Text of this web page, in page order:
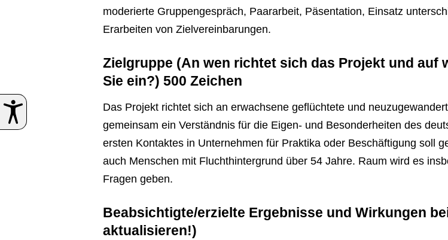
moderierte Gruppengespräch, Paararbeit, Päsentation, Einsatz
Erarbeiten von Zielvereinbarungen.
Zielgruppe (An wen richtet sich das Projekt und auf
Sie ein?) 500 Zeichen
Das Projekt richtet sich an erwachsene geflüchtete und
gemeinsam ein Verständnis für die Eigen- und Besonderheiten des
ersten Kontaktes in Unternehmen für Praktika oder Beschäftigung soll
auch Menschen mit Fluchthintergrund über 54 Jahre. Raum wird es
Fragen geben.
Beabsichtigte/erzielte Ergebnisse und Wirkungen
aktualisieren!)